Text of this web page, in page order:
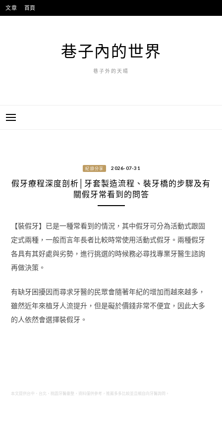
跳
至
文章 首頁
巷子內的世界
巷子外的天晴
紀錄分享 2026-07-31
假牙療程深度剖析│牙套製造流程、裝牙橋的步驟及有
關假牙常看到的問答
【裝假牙】已是一種常看到的情況，其中假牙可分為活動式跟固
定式兩種，一般而言年長者比較時常使用活動式假牙。兩種假牙
各具有其好處與劣勢，進行挑選的時候務必尋找專業牙醫生諮詢
再做決策。
有缺牙困擾因而尋求牙醫的民眾會隨著年紀的增加而越來越多，
雖然近年來植牙人流提升，但是礙於價錢非常不便宜，因此大多
的人依然會選擇裝假牙。
本文提供台中、台北、桃園牙醫彙整，資料僅供參考，推薦多多比較並且親自向牙醫詢問。